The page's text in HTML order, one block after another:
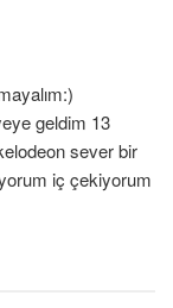
geldim 13
sever bir
iç çekiyorum